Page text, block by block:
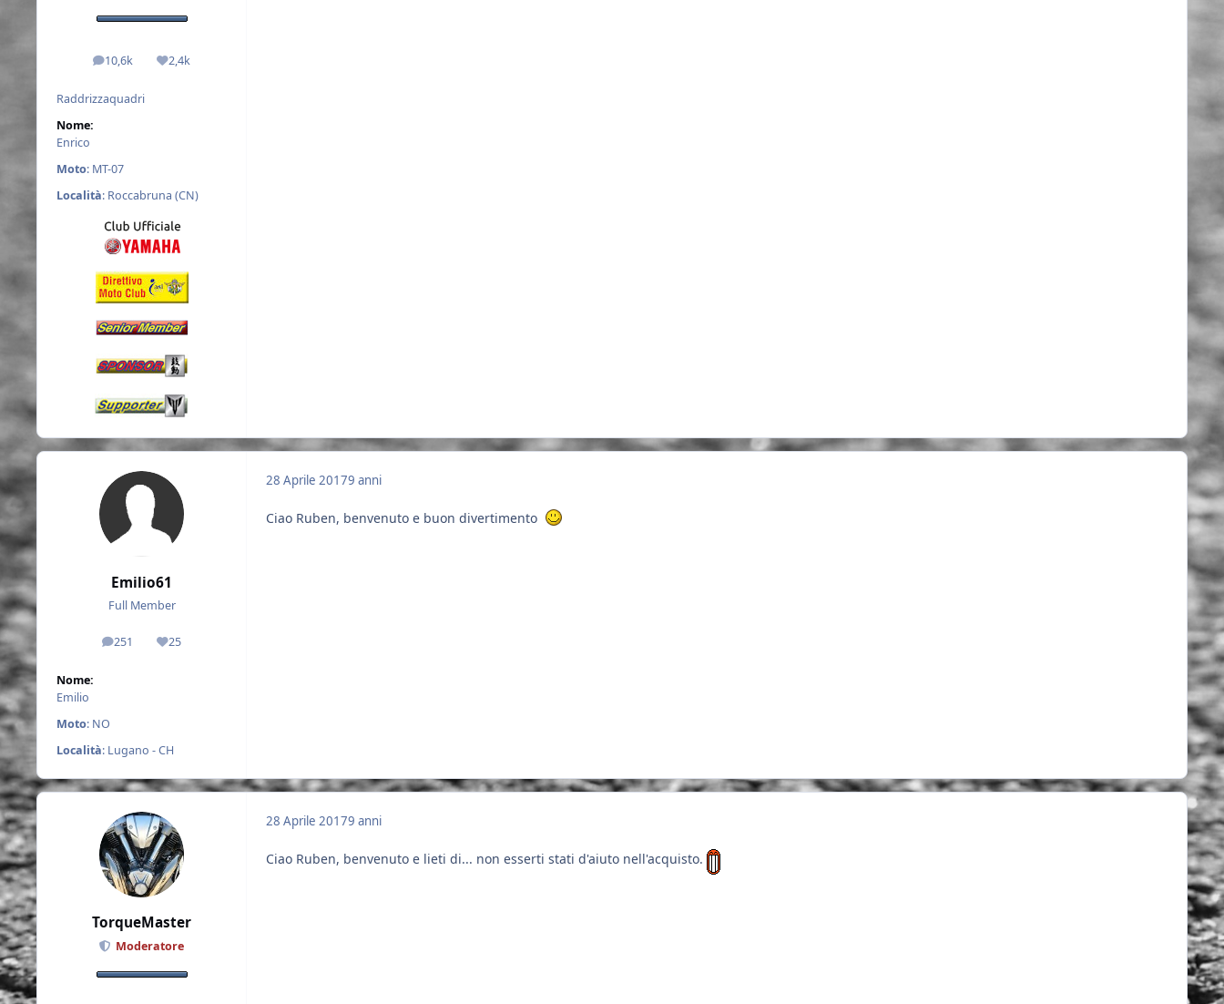
10,6k
messaggi 2,4k
Reputazione
Raddrizzaquadri
Nome:
Enrico
Moto: MT-07
Località: Roccabruna (CN)
Emilio61
Full Member
251
messaggi25
Reputazione
Nome:
Emilio
Moto: NO
Località: Lugano - CH
28 Aprile 20179 anni
Ciao Ruben, benvenuto e buon divertimento
TorqueMaster
Moderatore
28 Aprile 20179 anni
Ciao Ruben, benvenuto e lieti di... non esserti stati d'aiuto nell'acquisto.